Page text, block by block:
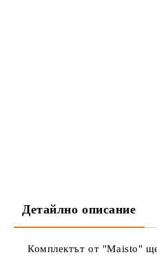
Детайлно описание
Комплектът от "Maisto"